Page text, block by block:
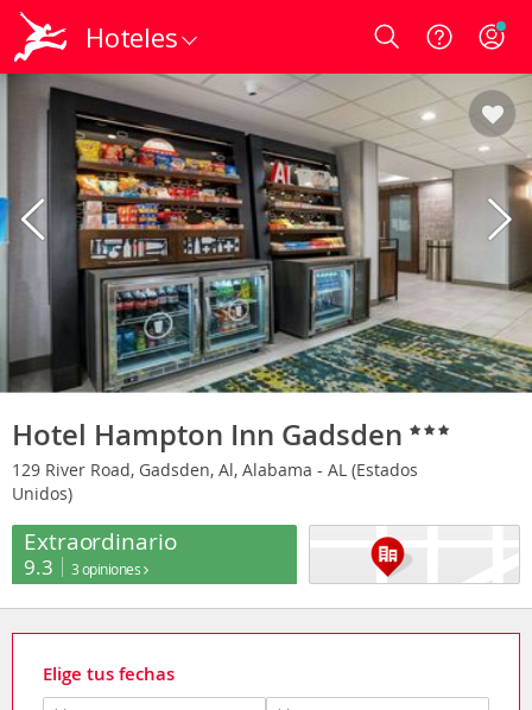
Hoteles Login
Hotel Hampton Inn Gadsden
129 River Road, Gadsden, Al, Alabama - AL (Estados
Unidos)
Extraordinario
9.3 3 opiniones
Elige tus fechas